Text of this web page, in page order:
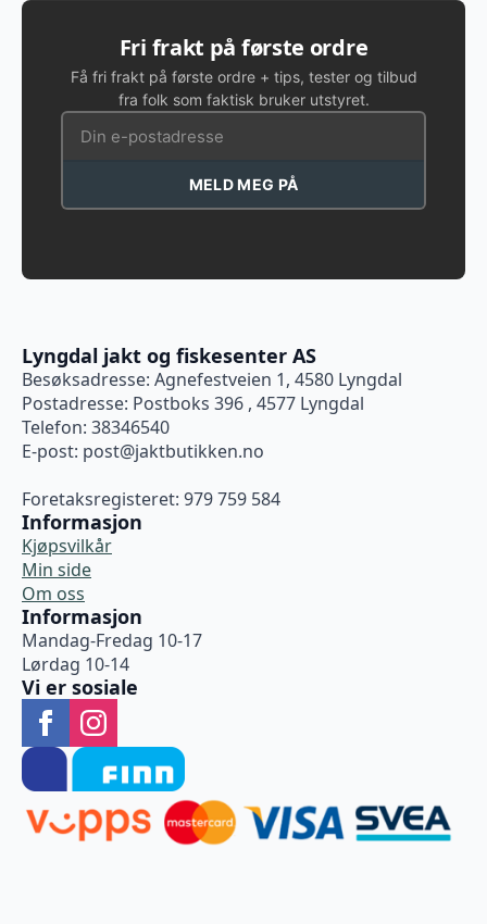
Fri frakt på første ordre
Få fri frakt på første ordre + tips, tester og tilbud
fra folk som faktisk bruker utstyret.
MELD MEG PÅ
Lyngdal jakt og fiskesenter AS
Besøksadresse: Agnefestveien 1, 4580 Lyngdal
Postadresse: Postboks 396 , 4577 Lyngdal
Telefon: 38346540
E-post: post@jaktbutikken.no
Foretaksregisteret: 979 759 584
Informasjon
Kjøpsvilkår
Min side
Om oss
Informasjon
Mandag-Fredag 10-17
Lørdag 10-14
Vi er sosiale